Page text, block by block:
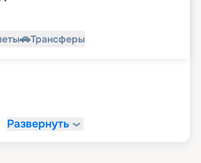
🚗Трансферы
Развернуть